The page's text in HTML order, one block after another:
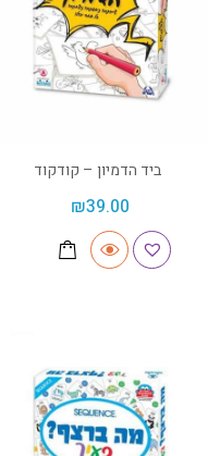
ביד הדמיון – קודקוד
₪39.00